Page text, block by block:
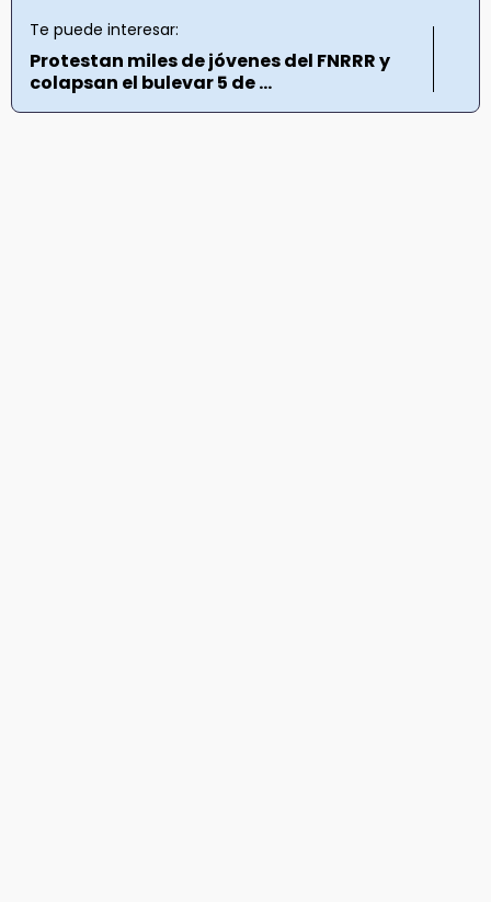
Te puede interesar:
Protestan miles de jóvenes del FNRRR y
colapsan el bulevar 5 de ...